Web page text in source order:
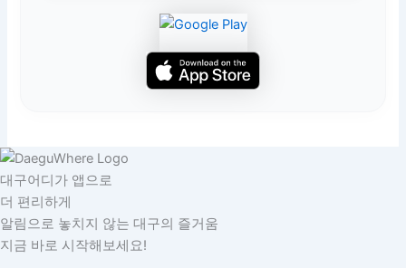
대구어디가 앱으로
더 편리하게
알림으로 놓치지 않는 대구의 즐거움
지금 바로 시작해보세요!